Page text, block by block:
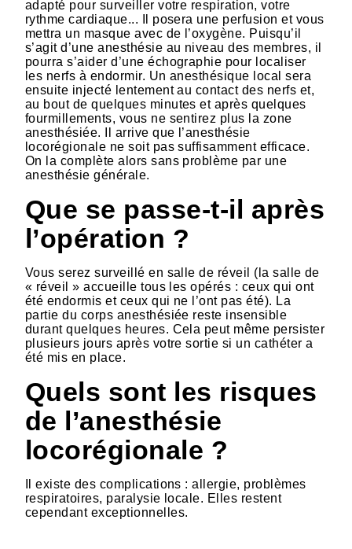
adapté pour surveiller votre respiration, votre
rythme cardiaque... Il posera une perfusion et vous
mettra un masque avec de l’oxygène. Puisqu’il
s’agit d’une anesthésie au niveau des membres, il
pourra s’aider d’une échographie pour localiser
les nerfs à endormir. Un anesthésique local sera
ensuite injecté lentement au contact des nerfs et,
au bout de quelques minutes et après quelques
fourmillements, vous ne sentirez plus la zone
anesthésiée. Il arrive que l’anesthésie
locorégionale ne soit pas suffisamment efficace.
On la complète alors sans problème par une
anesthésie générale.
Que se passe-t-il après
l’opération ?
Vous serez surveillé en salle de réveil (la salle de
« réveil » accueille tous les opérés : ceux qui ont
été endormis et ceux qui ne l’ont pas été). La
partie du corps anesthésiée reste insensible
durant quelques heures. Cela peut même persister
plusieurs jours après votre sortie si un cathéter a
été mis en place.
Quels sont les risques
de l’anesthésie
locorégionale ?
Il existe des complications : allergie, problèmes
respiratoires, paralysie locale. Elles restent
cependant exceptionnelles.